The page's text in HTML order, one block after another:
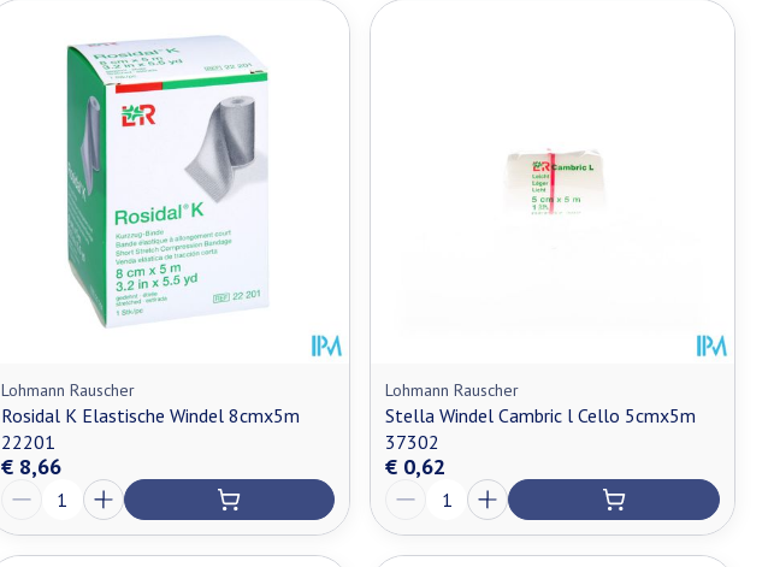
Lohmann Rauscher
Rosidal K Elastische Windel 8cmx5m
22201
€ 8,66
Aantal
Lohmann Rauscher
Stella Windel Cambric l Cello 5cmx5m
37302
€ 0,62
Aantal